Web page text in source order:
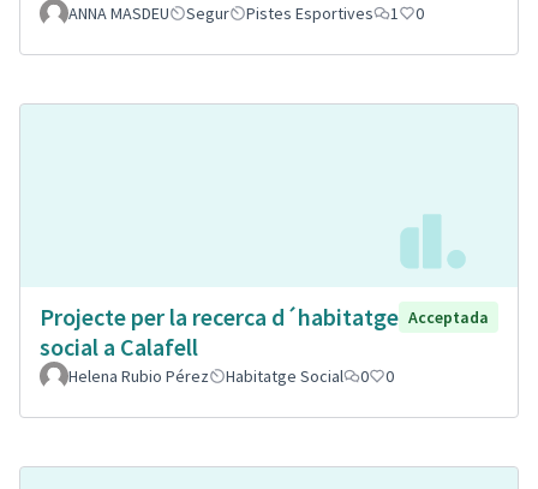
ANNA MASDEU Segur Pistes Esportives 1 0
Projecte per la recerca d´habitatge
social a Calafell
Acceptada
Helena Rubio Pérez Habitatge Social 0 0